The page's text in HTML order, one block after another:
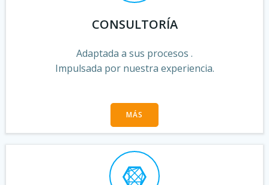
CONSULTORÍA
Adaptada a sus procesos .
Impulsada por nuestra experiencia.
MÁS